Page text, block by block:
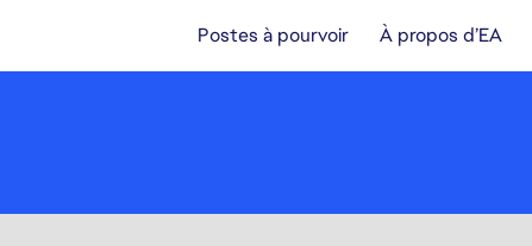
Postes à pourvoir À propos d’EA